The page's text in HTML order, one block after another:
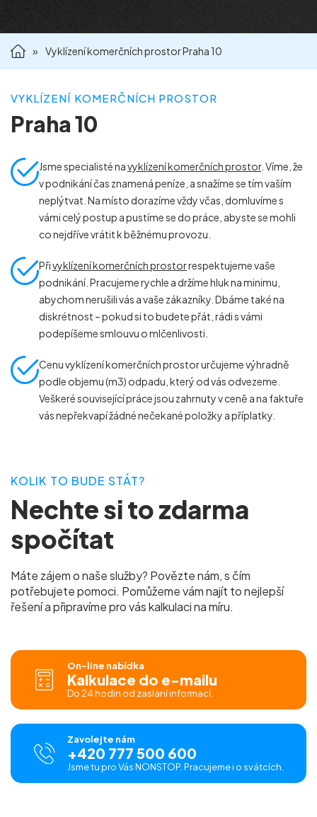
» Vyklízení komerčních prostor Praha 10
VYKLÍZENÍ KOMERČNÍCH PROSTOR
Praha 10
Jsme specialisté navyklízení komerčních prostor. Víme, že
v podnikání čas znamená peníze, a snažíme se tím vaším
neplýtvat. Na místo dorazíme vždy včas, domluvíme s
vámi celý postup a pustíme se do práce, abyste se mohli
co nejdříve vrátit k běžnému provozu.
Přivyklízení komerčních prostorrespektujeme vaše
podnikání. Pracujeme rychle a držíme hluk na minimu,
abychom nerušili vás a vaše zákazníky. Dbáme také na
diskrétnost – pokud si to budete přát, rádi s vámi
podepíšeme smlouvu o mlčenlivosti.
Cenu vyklízení komerčních prostor určujeme výhradně
podle objemu (m3) odpadu, který od vás odvezeme.
Veškeré související práce jsou zahrnuty v ceně a na faktuře
vás nepřekvapí žádné nečekané položky a příplatky.
KOLIK TO BUDE STÁT?
Nechte si to zdarma
spočítat
Máte zájem o naše služby? Povězte nám, s čím
potřebujete pomoci. Pomůžeme vám najít to nejlepší
řešení a připravíme pro vás kalkulaci na míru.
On-line nabídka
Kalkulace do e-mailu
Do 24 hodin od zaslání informací.
Zavolejte nám
+420 777 500 600
Jsme tu pro Vás NONSTOP. Pracujeme i o svátcích.